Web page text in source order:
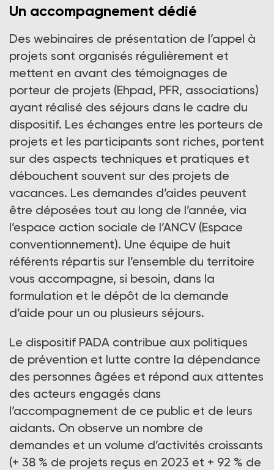
Un accompagnement dédié
Des webinaires de présentation de l’appel à
projets sont organisés régulièrement et
mettent en avant des témoignages de
porteur de projets (Ehpad, PFR, associations)
ayant réalisé des séjours dans le cadre du
dispositif. Les échanges entre les porteurs de
projets et les participants sont riches, portent
sur des aspects techniques et pratiques et
débouchent souvent sur des projets de
vacances. Les demandes d’aides peuvent
être déposées tout au long de l’année, via
l’espace action sociale de l’ANCV (Espace
conventionnement). Une équipe de huit
référents répartis sur l’ensemble du territoire
vous accompagne, si besoin, dans la
formulation et le dépôt de la demande
d’aide pour un ou plusieurs séjours.
Le dispositif PADA contribue aux politiques
de prévention et lutte contre la dépendance
des personnes âgées et répond aux attentes
des acteurs engagés dans
l’accompagnement de ce public et de leurs
aidants. On observe un nombre de
demandes et un volume d’activités croissants
(+ 38 % de projets reçus en 2023 et + 92 % de